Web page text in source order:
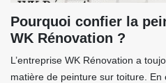
Pourquoi confier la
WK Rénovation ?
L’entreprise WK Rénovation a
matière de peinture sur toiture. En